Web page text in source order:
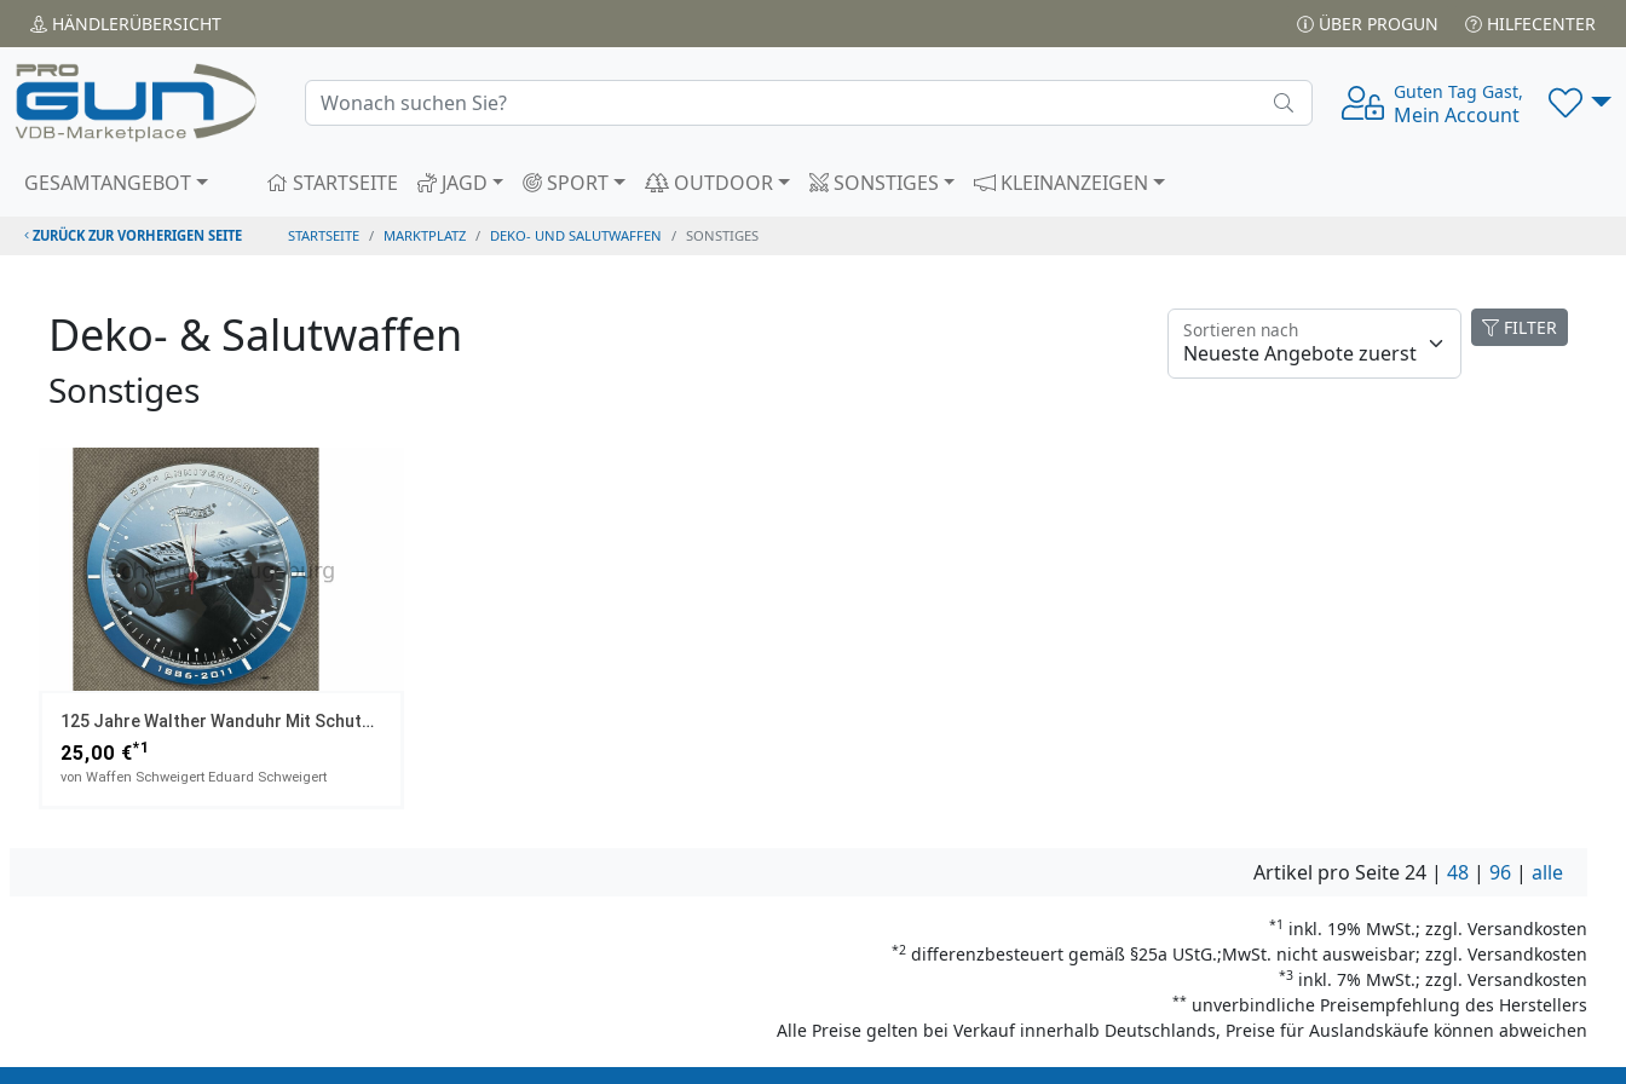
HÄNDLERÜBERSICHT ÜBER PROGUN HILFECENTER
Guten Tag Gast,
Mein Account
GESAMTANGEBOT STARTSEITE JAGD SPORT OUTDOOR SONSTIGES KLEINANZEIGEN
ZURÜCK ZUR VORHERIGEN SEITE STARTSEITE MARKTPLATZ DEKO- UND SALUTWAFFEN SONSTIGES
Deko- & Salutwaffen
Sonstiges
FILTER
Sortieren nach
125 Jahre Walther Wanduhr Mit Schutztasche
25,00 €*1
von Waffen Schweigert Eduard Schweigert
Artikel pro Seite24 | 48 | 96 | alle
*1 inkl. 19% MwSt.; zzgl. Versandkosten
*2 differenzbesteuert gemäß §25a UStG.;MwSt. nicht ausweisbar; zzgl. Versandkosten
*3 inkl. 7% MwSt.; zzgl. Versandkosten
** unverbindliche Preisempfehlung des Herstellers
Alle Preise gelten bei Verkauf innerhalb Deutschlands, Preise für Auslandskäufe können abweichen